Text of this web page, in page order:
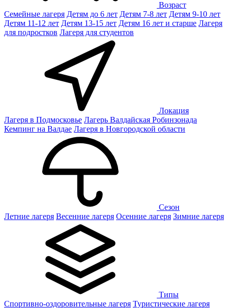
Возраст
Семейные лагеря Детям до 6 лет Детям 7-8 лет Детям 9-10 лет
Детям 11-12 лет Детям 13-15 лет Детям 16 лет и старше Лагеря
для подростков Лагеря для студентов
Локация
Лагеря в Подмосковье Лагерь Валдайская Робинзонада
Кемпинг на Валдае Лагеря в Новгородской области
Сезон
Летние лагеря Весенние лагеря Осенние лагеря Зимние лагеря
Типы
Спортивно-оздоровительные лагеря Туристические лагеря